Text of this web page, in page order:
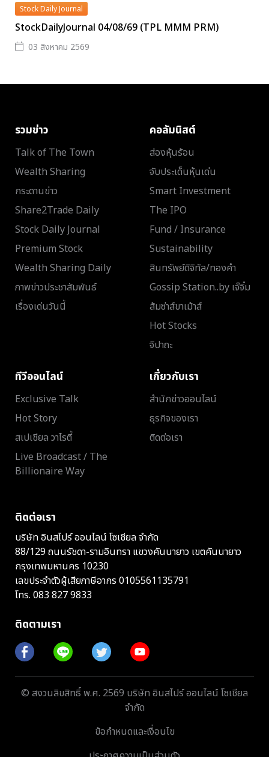
Stock Daily Journal
StockDailyJournal 04/08/69 (TPL MMM PRM)
03 สิงหาคม 2569
รวมข่าว
Talk of The Town
Wealth Sharing
กระดานข่าว
Share2Trade Daily
Stock Daily Journal
Premium Stock
Wealth Sharing Daily
ภาพข่าวประชาสัมพันธ์
เรื่องเด่นวันนี้
คอลัมนิสต์
ส่องหุ้นร้อน
จับประเด็นหุ้นเด่น
Smart Investment
The IPO
Fund / Insurance
Sustainability
สินทรัพย์ดิจิทัล/ทองคำ
Gossip Station..by เจ๊จิ๋ม
ส้มซ่าส์ขาเม้าส์
Hot Stocks
จิปาถะ
ทีวีออนไลน์
Exclusive Talk
Hot Story
สเปเชียล วาไรตี้
Live Broadcast / The
Billionaire Way
เกี่ยวกับเรา
สำนักข่าวออนไลน์
ธุรกิจของเรา
ติดต่อเรา
ติดต่อเรา
บริษัท อินสไปร์ ออนไลน์ โซเชียล จำกัด
88/129 ถนนรัชดา-รามอินทรา แขวงคันนายาว เขตคันนายาว
กรุงเทพมหานคร 10230
เลขประจำตัวผู้เสียภาษีอากร 0105561135791
โทร. 083 827 9833
ติดตามเรา
© สงวนลิขสิทธิ์ พ.ศ. 2569 บริษัท อินสไปร์ ออนไลน์ โซเชียล
จำกัด
ข้อกำหนดและเงื่อนไข